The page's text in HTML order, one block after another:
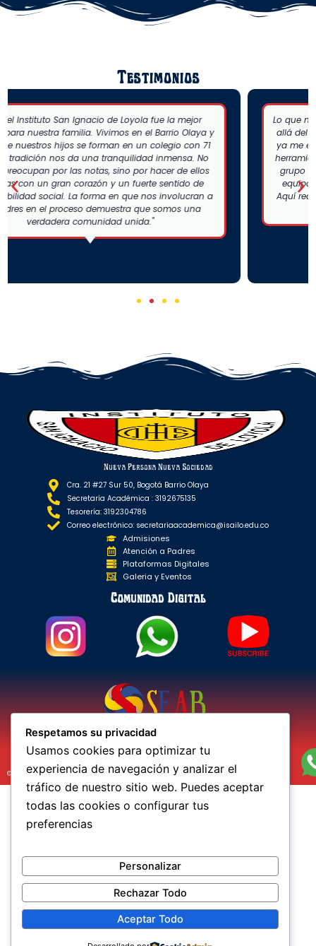
Testimonios
Lo que más me gusta del instituto es que nos reta a ir más
allá del salón de clases. Gracias al convenio con el SENA,
ya me estoy certificando en programación, lo que me da
herramientas reales para mi futuro. Además, pertenecer al
grupo de teatro y danza me ha enseñado a trabajar en
equipo de una forma muy disciplinada y apasionada.
Aquí realmente podemos expresarnos, descubrir nuestros
talentos y crecer sin miedo.
Nueva Persona Nueva Sociedad
Cra. 21 #27 Sur 50, Bogotá Barrio Olaya
Secretaría Académica : 3192675135
Tesorería: 3192304786
Correo electrónico: secretariaacademica@isailo.edu.co
Admisiones
Atención a Padres
Plataformas Digitales
Galeria y Eventos
Comunidad Digital
Sistema Educativo de la Arquidiócesis de Bogotá
© 2026 Instituto San Ignacio de Loyola. Todos los derechos reservados. WCSoftware
Respetamos su privacidad
Usamos cookies para optimizar tu
experiencia de navegación y analizar el
tráfico de nuestro sitio web. Puedes aceptar
todas las cookies o configurar tus
preferencias
Personalizar
Rechazar Todo
Aceptar Todo